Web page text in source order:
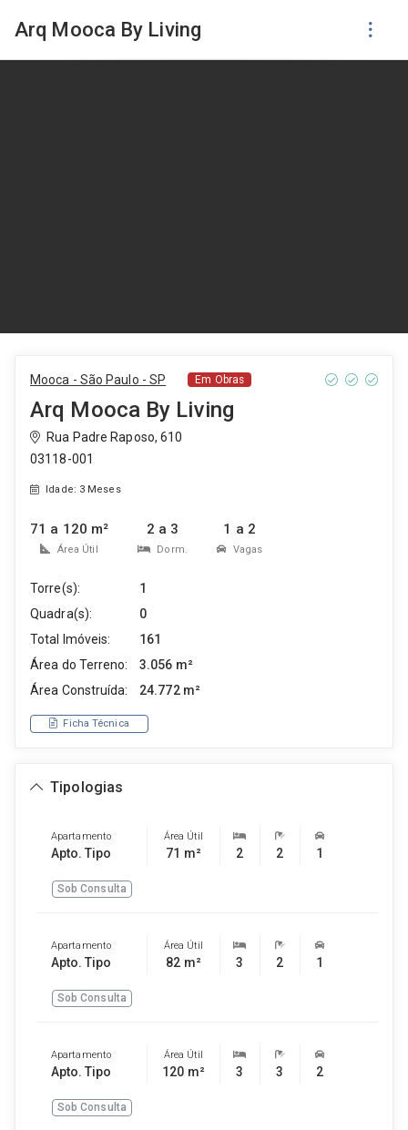
Arq Mooca By Living
Mooca - São Paulo - SP Em Obras
Arq Mooca By Living
Rua Padre Raposo, 610
03118-001
Idade: 3 Meses
71 a 120 m²
Área Útil
2 a 3
Dorm.
1 a 2
Vagas
Torre(s):
1
Quadra(s):
0
Total Imóveis:
161
Área do Terreno:
3.056 m²
Área Construída:
24.772 m²
Ficha Técnica
Tipologias
Apartamento
Apto. Tipo
Área Útil
71 m² 2 2 1
Sob Consulta
Apartamento
Apto. Tipo
Área Útil
82 m² 3 2 1
Sob Consulta
Apartamento
Apto. Tipo
Área Útil
120 m² 3 3 2
Sob Consulta